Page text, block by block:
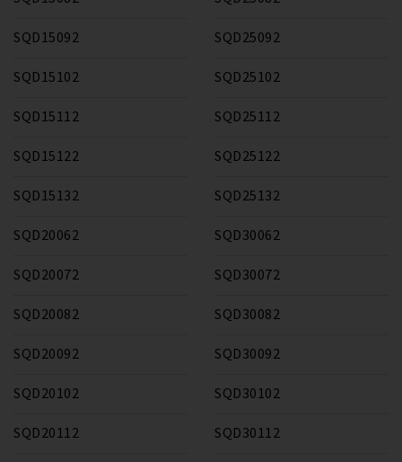
SQD15092
SQD15102
SQD15112
SQD15122
SQD15132
SQD20062
SQD20072
SQD20082
SQD20092
SQD20102
SQD20112
SQD25092
SQD25102
SQD25112
SQD25122
SQD25132
SQD30062
SQD30072
SQD30082
SQD30092
SQD30102
SQD30112